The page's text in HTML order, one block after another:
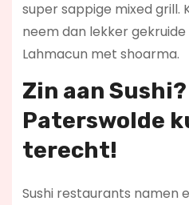
super sappige mixed grill.
neem dan lekker
Lahmacun met shoarma.
Zin aan
Paterswolde
terecht!
Sushi restaurants namen